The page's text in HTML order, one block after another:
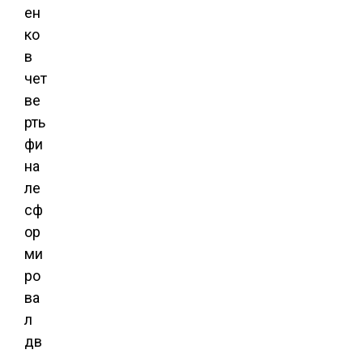
ен
ко
в
чет
ве
рть
фи
на
ле
сф
ор
ми
ро
ва
л
дв